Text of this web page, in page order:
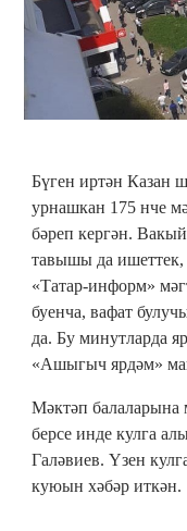
Бүген иртән Казан
урнашкан 175 нче
бәреп кергән.
тавышы да ишеттек,
«Татар-информ»
буенча, вафат
да. Бу минутларда
«Ашыгыч ярдәм»
Мәктәп
берсе инде кулга
Галәвиев. Үзен
куюын хәбәр иткән.